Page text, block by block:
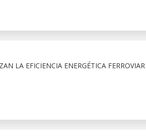
LA EFICIENCIA ENERGÉTICA